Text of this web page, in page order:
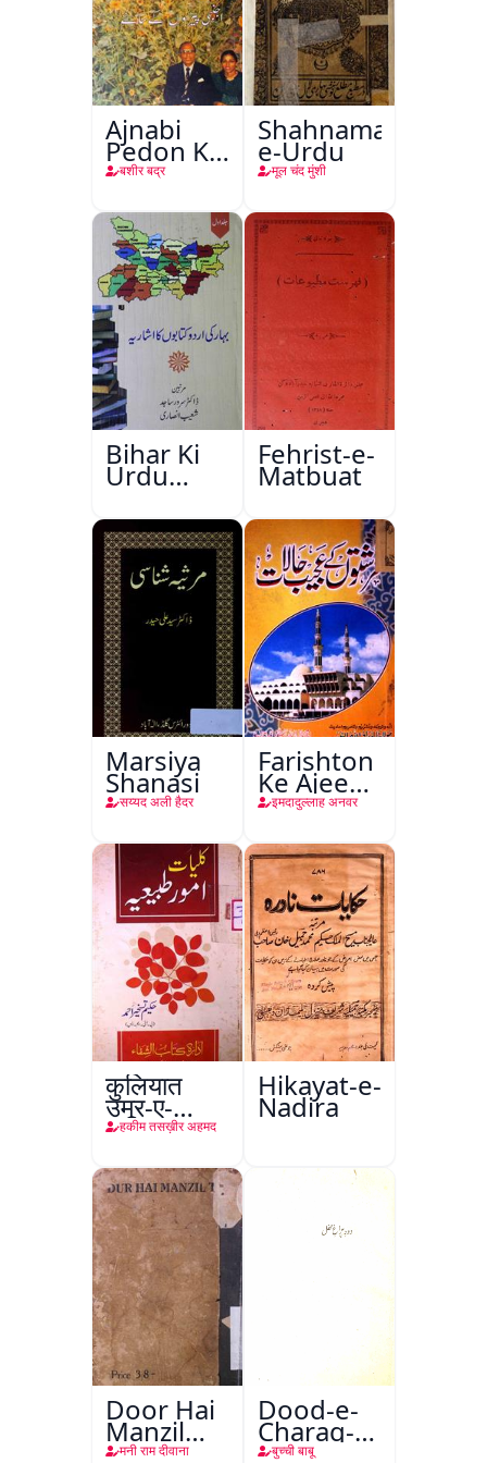
Ajnabi
Pedon Ke
Saye
बशीर बद्र
Shahnama-
e-Urdu
मूल चंद मुंशी
Bihar Ki
Urdu
Kitabon
Ka
Ishariya
Fehrist-e-
Matbuat
Marsiya
Shanasi
सय्यद अली हैदर
Farishton
Ke Ajeeb
Halat
इमदादुल्लाह अनवर
कुलियात
उमूर-ए-
तबीइया
हकीम तसख़ीर अहमद
Hikayat-e-
Nadira
Door Hai
Manzil
Teri
मनी राम दीवाना
Dood-e-
Charag-e-
Mahfil
बुच्ची बाबू